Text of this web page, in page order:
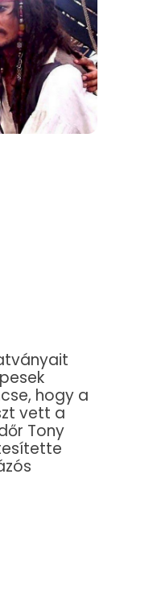
hogy a
vett a
Tony